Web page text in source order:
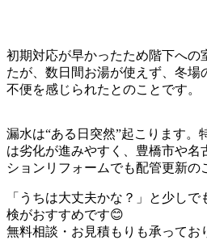
初期対応が早かったため階下への
たが、数日間お湯が使えず、冬場
不便を感じられたとのことです。
漏水は“ある日突然”起こります。
は劣化が進みやすく、豊橋市や名
ションリフォームでも配管更新の
「うちは大丈夫かな？」と少し
検がおすすめです😊
無料相談・お見積もりも承ってお